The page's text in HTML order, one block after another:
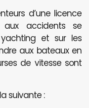
d’une licence
accidents se
et sur les
aux bateaux en
de vitesse sont
suivante :